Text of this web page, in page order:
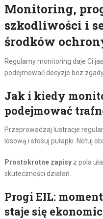
Monitoring,
szkodliwości i
środków
Regularny monitoring daje Ci
podejmować decyzje bez
Jak i kiedy
podejmować
Przeprowadzaj lustracje
losową i stosuj pułapki. Notuj
Prostokrotne zapisyz pola
skuteczności działań.
Progi EIL:
staje się